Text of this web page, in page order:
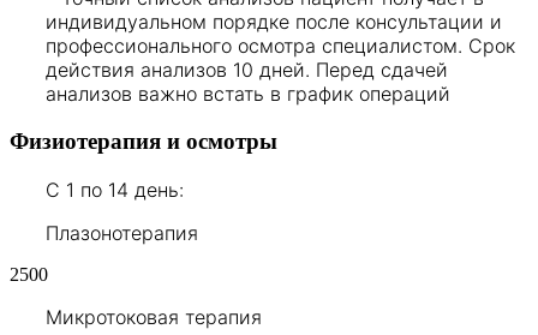
индивидуальном порядке после консультации и
профессионального осмотра специалистом. Срок
действия анализов 10 дней. Перед сдачей
анализов важно встать в график операций
Физиотерапия и осмотры
С 1 по 14 день:
Плазонотерапия
2500
Микротоковая терапия